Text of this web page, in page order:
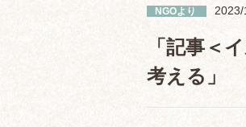
NGOより 2023/
「記事＜
考える」